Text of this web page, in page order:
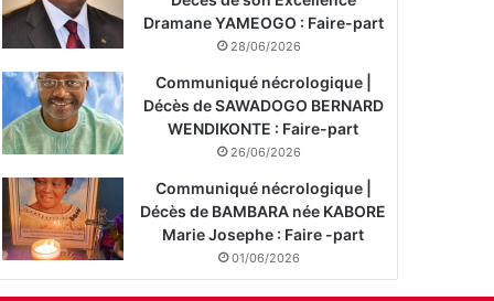
Dramane YAMEOGO : Faire-part
28/06/2026
Communiqué nécrologique |
Décès de SAWADOGO BERNARD
WENDIKONTE : Faire-part
26/06/2026
Communiqué nécrologique |
Décès de BAMBARA née KABORE
Marie Josephe : Faire -part
01/06/2026